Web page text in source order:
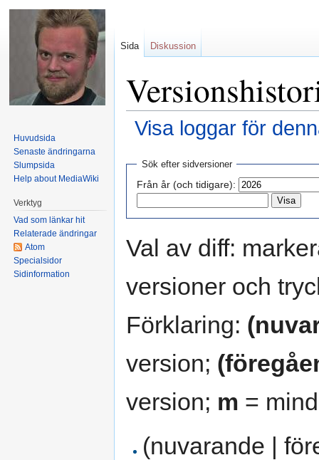
Visa loggar för
Sök efter sidversioner
Från år (och tidigare):
Val av diff:
versioner och
Förklaring:
version;
version; m =
(nuvarande |
Sida Diskussion
Huvudsida
Senaste ändringarna
Slumpsida
Help about MediaWiki
Verktyg
Vad som länkar hit
Relaterade ändringar
Atom
Specialsidor
Sidinformation